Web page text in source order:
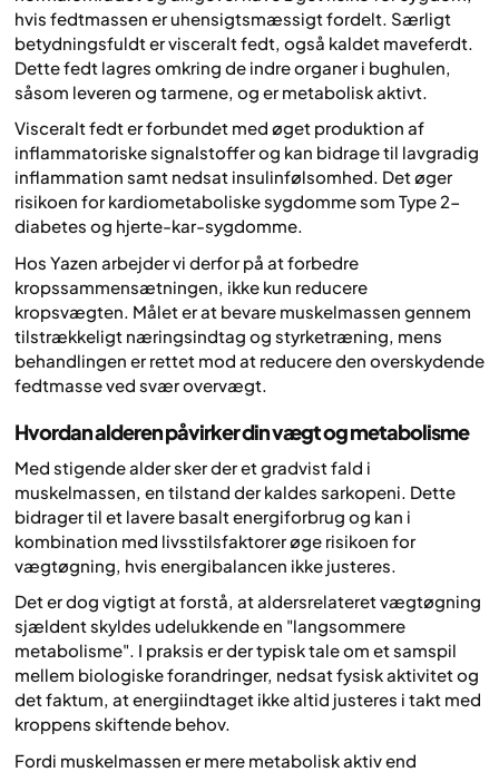
hvis fedtmassen er uhensigtsmæssigt fordelt. Særligt
betydningsfuldt er visceralt fedt, også kaldet maveferdt.
Dette fedt lagres omkring de indre organer i bughulen,
såsom leveren og tarmene, og er metabolisk aktivt.
Visceralt fedt er forbundet med øget produktion af
inflammatoriske signalstoffer og kan bidrage til lavgradig
inflammation samt nedsat insulinfølsomhed. Det øger
risikoen for kardiometaboliske sygdomme som Type 2-
diabetes og hjerte-kar-sygdomme.
Hos Yazen arbejder vi derfor på at forbedre
kropssammensætningen, ikke kun reducere
kropsvægten. Målet er at bevare muskelmassen gennem
tilstrækkeligt næringsindtag og styrketræning, mens
behandlingen er rettet mod at reducere den overskydende
fedtmasse ved svær overvægt.
Hvordan alderen påvirker din vægt og metabolisme
Med stigende alder sker der et gradvist fald i
muskelmassen, en tilstand der kaldes sarkopeni. Dette
bidrager til et lavere basalt energiforbrug og kan i
kombination med livsstilsfaktorer øge risikoen for
vægtøgning, hvis energibalancen ikke justeres.
Det er dog vigtigt at forstå, at aldersrelateret vægtøgning
sjældent skyldes udelukkende en "langsommere
metabolisme". I praksis er der typisk tale om et samspil
mellem biologiske forandringer, nedsat fysisk aktivitet og
det faktum, at energiindtaget ikke altid justeres i takt med
kroppens skiftende behov.
Fordi muskelmassen er mere metabolisk aktiv end